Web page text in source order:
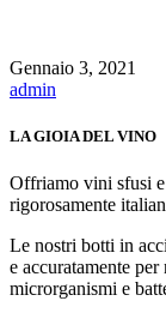
Gennaio 3, 2021
admin
LA GIOIA DEL VINO
Offriamo vini sfusi
rigorosamente
Le nostri botti in
e accuratamente
microrganismi e